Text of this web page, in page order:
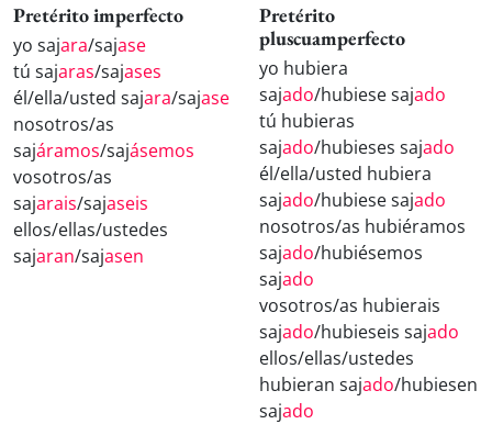
Pretérito imperfecto
yo sajara/sajase
tú sajaras/sajases
él/ella/usted sajara/sajase
nosotros/as
sajáramos/sajásemos
vosotros/as
sajarais/sajaseis
ellos/ellas/ustedes
sajaran/sajasen
Pretérito
pluscuamperfecto
yo hubiera
sajado/hubiese sajado
tú hubieras
sajado/hubieses sajado
él/ella/usted hubiera
sajado/hubiese sajado
nosotros/as hubiéramos
sajado/hubiésemos
sajado
vosotros/as hubierais
sajado/hubieseis sajado
ellos/ellas/ustedes
hubieran sajado/hubiesen
sajado